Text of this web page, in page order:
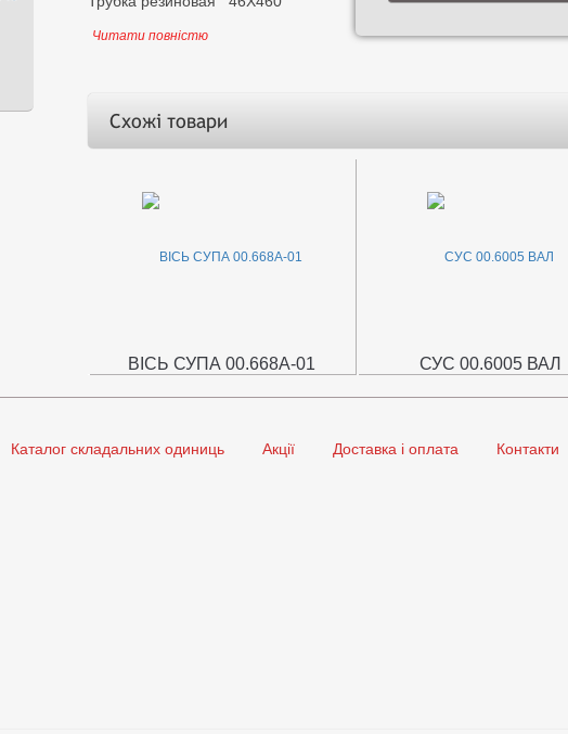
Читати повністю
Схожі товари
ВІСЬ СУПА 00.668А-01 СУС 00.6005 ВАЛ
Каталог складальних одиниць Акції Доставка і оплата Контакти